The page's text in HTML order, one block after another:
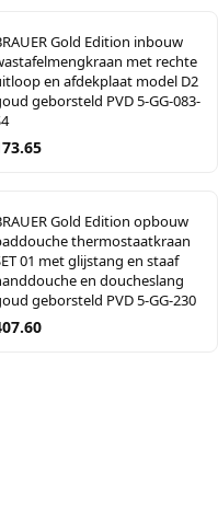
Gold Edition inbouw
met rechte
en afdekplaat model D2
geborsteld PVD 5-GG-083-
Gold Edition opbouw
thermostaatkraan
01 met glijstang en staaf
en doucheslang
geborsteld PVD 5-GG-230